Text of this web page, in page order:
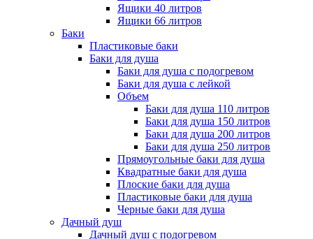
Ящики 40 литров
Ящики 66 литров
Баки
Пластиковые баки
Баки для душа
Баки для душа с подогревом
Баки для душа с лейкой
Объем
Баки для душа 110 литров
Баки для душа 150 литров
Баки для душа 200 литров
Баки для душа 250 литров
Прямоугольные баки для душа
Квадратные баки для душа
Плоские баки для душа
Пластиковые баки для душа
Черные баки для душа
Дачный душ
Дачный душ с подогревом